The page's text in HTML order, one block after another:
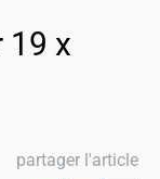
19 x
partager l'article